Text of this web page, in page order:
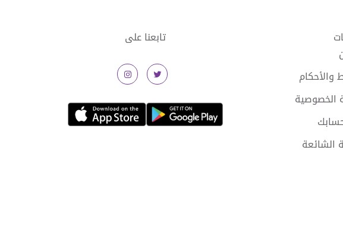
والأحكام
الخصوصية
الشائعة
تابعنا على